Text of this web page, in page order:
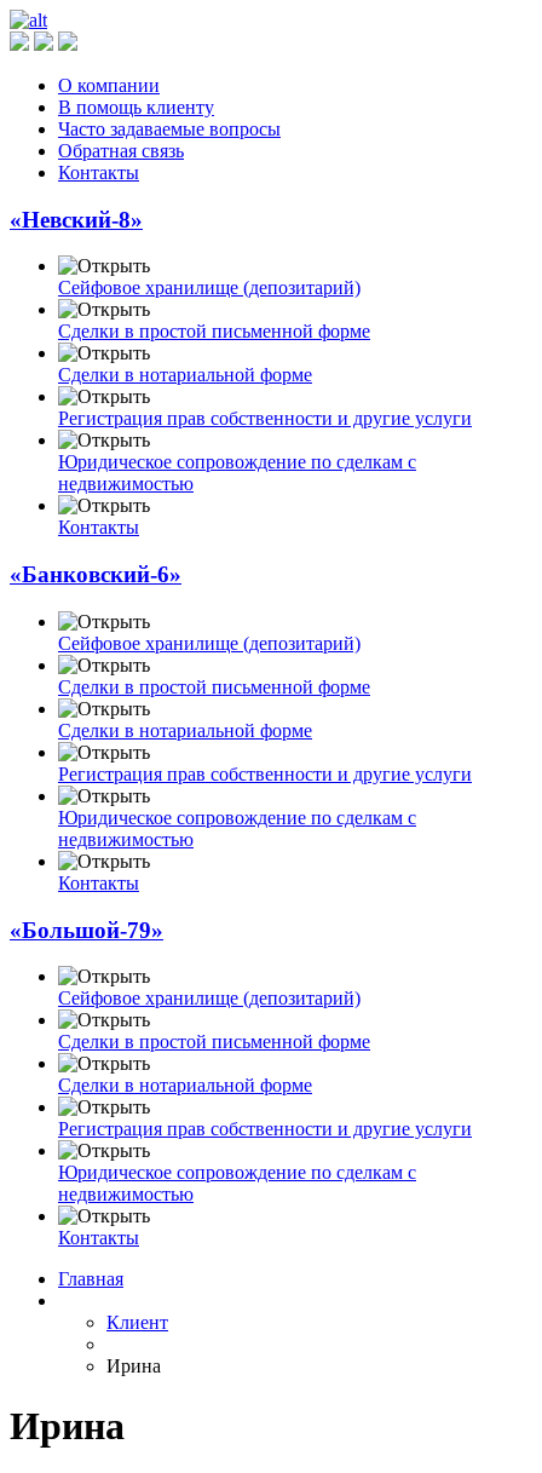
О компании
В помощь клиенту
Часто задаваемые вопросы
Обратная связь
Контакты
«Невский-8»
Сейфовое хранилище (депозитарий)
Сделки в простой письменной форме
Сделки в нотариальной форме
Регистрация прав собственности и другие услуги
Юридическое сопровождение по сделкам с
недвижимостью
Контакты
«Банковский-6»
Сейфовое хранилище (депозитарий)
Сделки в простой письменной форме
Сделки в нотариальной форме
Регистрация прав собственности и другие услуги
Юридическое сопровождение по сделкам с
недвижимостью
Контакты
«Большой-79»
Сейфовое хранилище (депозитарий)
Сделки в простой письменной форме
Сделки в нотариальной форме
Регистрация прав собственности и другие услуги
Юридическое сопровождение по сделкам с
недвижимостью
Контакты
Главная
Клиент
Ирина
Ирина